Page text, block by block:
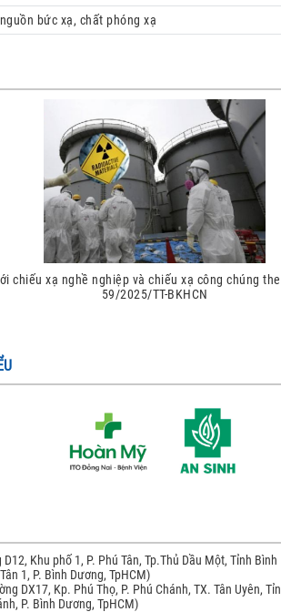
bức xạ, chất phóng xạ
chiếu xạ nghề nghiệp và chiếu xạ công chúng
59/2025/TT-BKHCN
Khu phố 1, P. Phú Tân, Tp.Thủ Dầu Một, Tỉnh
1, P. Bình Dương, TpHCM)
DX17, Kp. Phú Thọ, P. Phú Chánh, TX. Tân Uyên,
P. Bình Dương, TpHCM)